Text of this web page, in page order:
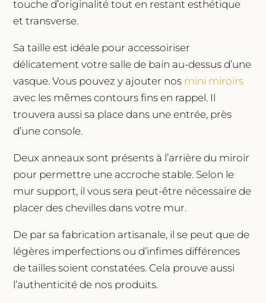
touche d’originalité tout en restant esthétique
et transverse.
Sa taille est idéale pour accessoiriser
délicatement votre salle de bain au-dessus d’une
vasque. Vous pouvez y ajouter nos mini miroirs
avec les mêmes contours fins en rappel. Il
trouvera aussi sa place dans une entrée, près
d’une console.
Deux anneaux sont présents à l’arrière du miroir
pour permettre une accroche stable. Selon le
mur support, il vous sera peut-être nécessaire de
placer des chevilles dans votre mur.
De par sa fabrication artisanale, il se peut que de
légères imperfections ou d’infimes différences
de tailles soient constatées. Cela prouve aussi
l’authenticité de nos produits.